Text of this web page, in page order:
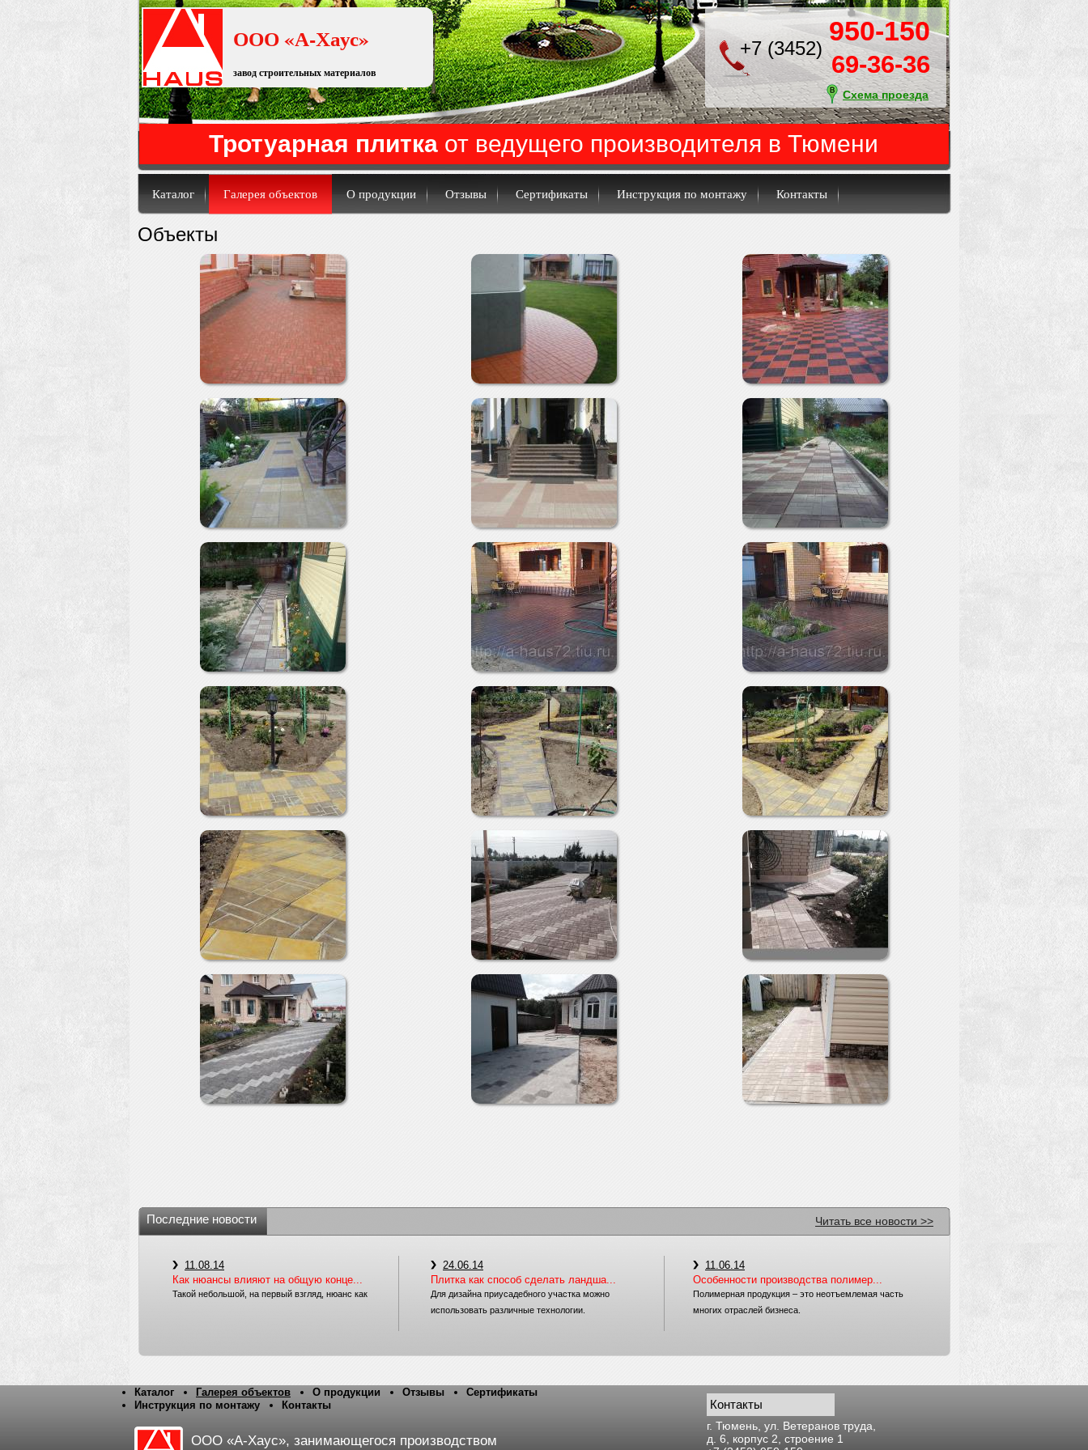
Перейти к основному содержанию
ООО «А-Хаус»
завод строительных материалов
+7 (3452)
950-150
69-36-36
Схема проезда
Тротуарная плитка от ведущего производителя в Тюмени
Каталог Галерея объектов О продукции Отзывы Сертификаты Инструкция по монтажу Контакты
Объекты
Последние новости Читать все новости >>
11.08.14
Как нюансы влияют на общую конце...
Такой небольшой, на первый взгляд, нюанс как
24.06.14
Плитка как способ сделать ландша...
Для дизайна приусадебного участка можно
использовать различные технологии.
11.06.14
Особенности производства полимер...
Полимерная продукция – это неотъемлемая часть
многих отраслей бизнеса.
Каталог Галерея объектов О продукции Отзывы
Сертификаты
Инструкция по монтажу
Контакты
ООО «А-Хаус», занимающегося производством
Контакты
г. Тюмень, ул. Ветеранов труда,
д. 6, корпус 2, строение 1